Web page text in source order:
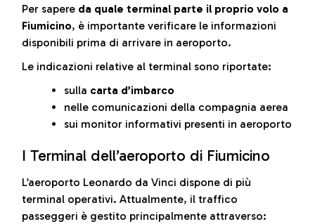
Per sapere da quale terminal parte il proprio volo a
Fiumicino, è importante verificare le informazioni
disponibili prima di arrivare in aeroporto.
Le indicazioni relative al terminal sono riportate:
sulla carta d’imbarco
nelle comunicazioni della compagnia aerea
sui monitor informativi presenti in aeroporto
I Terminal dell’aeroporto di Fiumicino
L’aeroporto Leonardo da Vinci dispone di più
terminal operativi. Attualmente, il traffico
passeggeri è gestito principalmente attraverso: